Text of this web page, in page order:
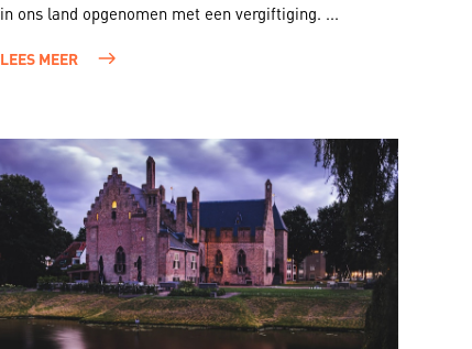
in ons land opgenomen met een vergiftiging. ...
LEES MEER